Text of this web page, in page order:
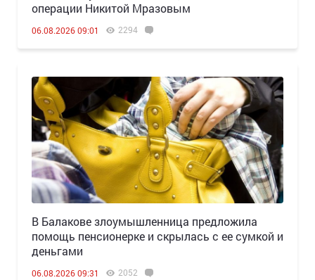
операции Никитой Мразовым
06.08.2026 09:01 2294
В Балакове злоумышленница предложила
помощь пенсионерке и скрылась с ее сумкой и
деньгами
06.08.2026 09:31 2052